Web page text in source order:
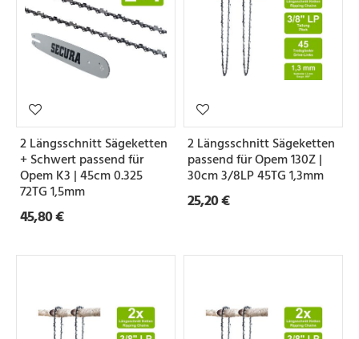
2 Längsschnitt Sägeketten
+ Schwert passend für
Opem K3 | 45cm 0.325
72TG 1,5mm
45,80 €
2 Längsschnitt Sägeketten
passend für Opem 130Z |
30cm 3/8LP 45TG 1,3mm
25,20 €